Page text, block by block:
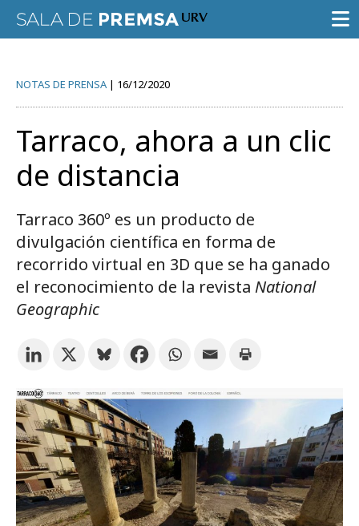
CONVOCATORIAS
NOTAS DE PRENSA
GALERÍA DE IMÁGENES
ESPAÑOL CATALÀ
NOTAS DE PRENSA 16/12/2020
Tarraco, ahora a un clic
de distancia
Tarraco 360º es un producto de
divulgación científica en forma de
recorrido virtual en 3D que se ha ganado
el reconocimiento de la revista National
Geographic